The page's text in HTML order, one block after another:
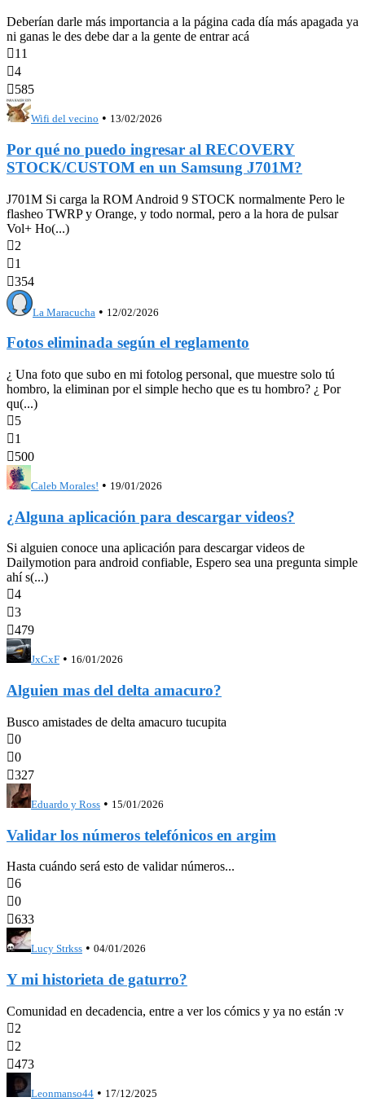
Deberían darle más importancia a la página cada día más apagada ya
ni ganas le des debe dar a la gente de entrar acá
11
4
585
Wifi del vecino • 13/02/2026
Por qué no puedo ingresar al RECOVERY
STOCK/CUSTOM en un Samsung J701M?
J701M Si carga la ROM Android 9 STOCK normalmente Pero le
flasheo TWRP y Orange, y todo normal, pero a la hora de pulsar
Vol+ Ho(...)
2
1
354
La Maracucha • 12/02/2026
Fotos eliminada según el reglamento
¿ Una foto que subo en mi fotolog personal, que muestre solo tú
hombro, la eliminan por el simple hecho que es tu hombro? ¿ Por
qu(...)
5
1
500
Caleb Morales! • 19/01/2026
¿Alguna aplicación para descargar videos?
Si alguien conoce una aplicación para descargar videos de
Dailymotion para android confiable, Espero sea una pregunta simple
ahí s(...)
4
3
479
JxCxF • 16/01/2026
Alguien mas del delta amacuro?
Busco amistades de delta amacuro tucupita
0
0
327
Eduardo y Ross • 15/01/2026
Validar los números telefónicos en argim
Hasta cuándo será esto de validar números...
6
0
633
Lucy Strkss • 04/01/2026
Y mi historieta de gaturro?
Comunidad en decadencia, entre a ver los cómics y ya no están :v
2
2
473
Leonmanso44 • 17/12/2025